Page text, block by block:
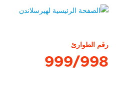
رقم الطوارئ
999/998